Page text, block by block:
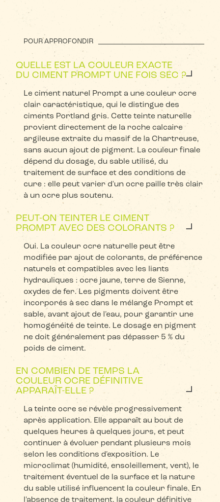
POUR APPROFONDIR
QUELLE EST LA COULEUR EXACTE
DU CIMENT PROMPT UNE FOIS SEC ?
Le ciment naturel Prompt a une couleur ocre
clair caractéristique, qui le distingue des
ciments Portland gris. Cette teinte naturelle
provient directement de la roche calcaire
argileuse extraite du massif de la Chartreuse,
sans aucun ajout de pigment. La couleur finale
dépend du dosage, du sable utilisé, du
traitement de surface et des conditions de
cure : elle peut varier d'un ocre paille très clair
à un ocre plus soutenu.
PEUT-ON TEINTER LE CIMENT
PROMPT AVEC DES COLORANTS ?
Oui. La couleur ocre naturelle peut être
modifiée par ajout de colorants, de préférence
naturels et compatibles avec les liants
hydrauliques : ocre jaune, terre de Sienne,
oxydes de fer. Les pigments doivent être
incorporés à sec dans le mélange Prompt et
sable, avant ajout de l'eau, pour garantir une
homogénéité de teinte. Le dosage en pigment
ne doit généralement pas dépasser 5 % du
poids de ciment.
EN COMBIEN DE TEMPS LA
COULEUR OCRE DÉFINITIVE
APPARAÎT-ELLE ?
La teinte ocre se révèle progressivement
après application. Elle apparaît au bout de
quelques heures à quelques jours, et peut
continuer à évoluer pendant plusieurs mois
selon les conditions d'exposition. Le
microclimat (humidité, ensoleillement, vent), le
traitement éventuel de la surface et la nature
du sable utilisé influencent la couleur finale. En
l'absence de traitement, la couleur définitive